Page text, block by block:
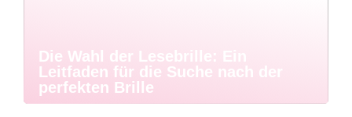
Die Wahl der Lesebrille: Ein
Leitfaden für die Suche nach der
perfekten Brille